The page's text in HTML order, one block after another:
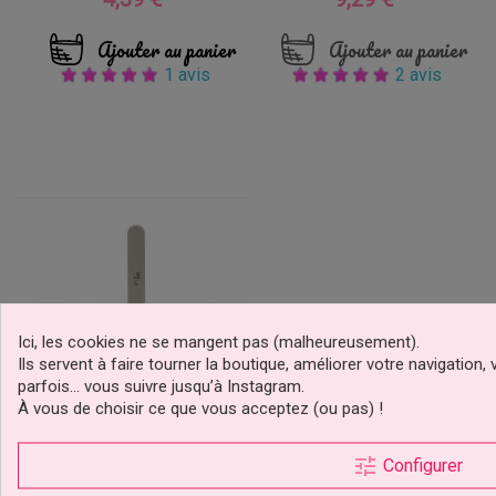
Ajouter au panier
1 avis
Ajouter au panier
2 avis
Ici, les cookies ne se mangent pas (malheureusement).
Ils servent à faire tourner la boutique, améliorer votre
parfois… vous suivre jusqu’à Instagram.
À vous de choisir ce que vous acceptez (ou pas) !
tune Configurer